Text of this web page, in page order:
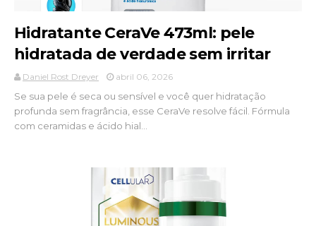
Hidratante CeraVe 473ml: pele
hidratada de verdade sem irritar
Daniel Rost Dreyer abril 06, 2026
Se sua pele é seca ou sensível e você quer hidratação
profunda sem fragrância, esse CeraVe resolve fácil. Fórmula
com ceramidas e ácido hial...